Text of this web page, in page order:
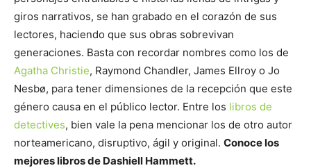
giros narrativos, se han grabado en el corazón de sus
lectores, haciendo que sus obras sobrevivan
generaciones. Basta con recordar nombres como los de
Agatha Christie, Raymond Chandler, James Ellroy o Jo
Nesbø, para tener dimensiones de la recepción que este
género causa en el público lector. Entre los libros de
detectives, bien vale la pena mencionar los de otro autor
norteamericano, disruptivo, ágil y original. Conoce los
mejores libros de Dashiell Hammett.